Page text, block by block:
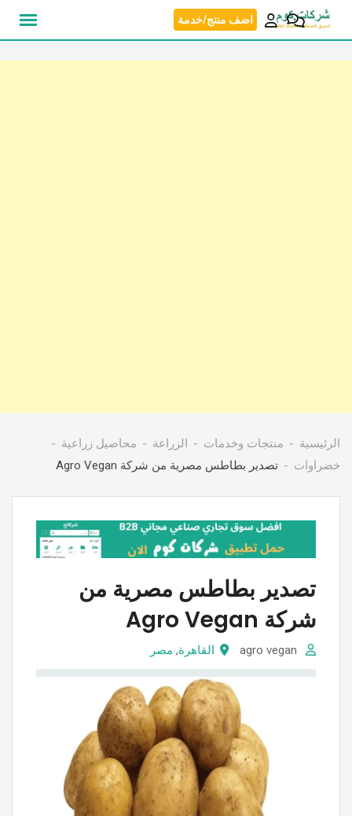
انتقل
اضف منتج/خدمة
الرئيسية منتجات وخدمات الزراعة
محاصيل زراعية
خضراوات
تصدير بطاطس مصرية من شركة Agro Vegan
تصدير بطاطس مصرية من
شركة Agro Vegan
القاهرة, مصر